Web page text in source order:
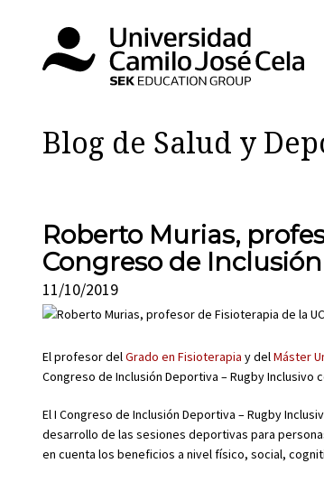
Blog de Salud y
Roberto Murias,
Congreso de
11/10/2019
El profesor del Grado en Fisioterapia y del Máster
Congreso de Inclusión Deportiva – Rugby Inclusivo
El I Congreso de Inclusión Deportiva – Rugby
desarrollo de las sesiones deportivas para
en cuenta los beneficios a nivel físico, social,